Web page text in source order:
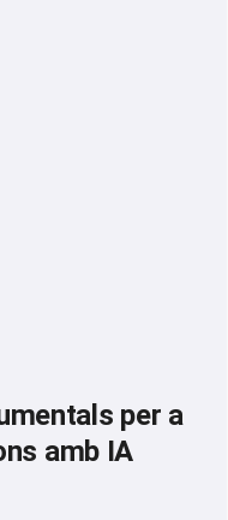
per a
amb IA